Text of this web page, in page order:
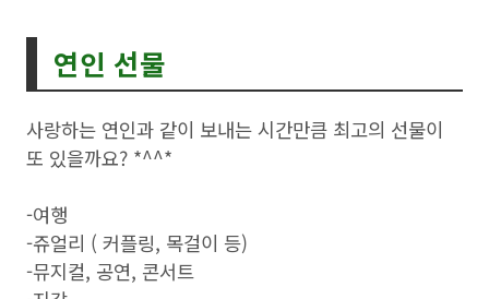
연인 선물
사랑하는 연인과 같이 보내는 시간만큼 최고의 선물이
또 있을까요? *^^*
-여행
-쥬얼리 ( 커플링, 목걸이 등)
-뮤지컬, 공연, 콘서트